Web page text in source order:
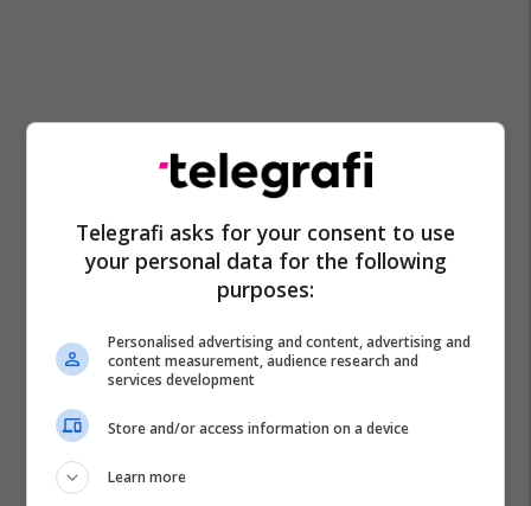
Telegrafi asks for your consent to use
your personal data for the following
purposes:
Personalised advertising and content, advertising and
content measurement, audience research and
services development
Store and/or access information on a device
Learn more